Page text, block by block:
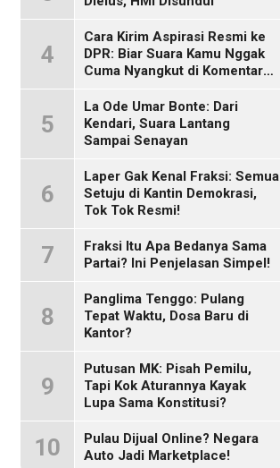
4
Cara Kirim Aspirasi Resmi ke
DPR: Biar Suara Kamu Nggak
Cuma Nyangkut di Komentar
5
La Ode Umar Bonte: Dari
Kendari, Suara Lantang
Sampai Senayan
6
Laper Gak Kenal Fraksi: Semua
Setuju di Kantin Demokrasi,
Tok Tok Resmi!
7
Fraksi Itu Apa Bedanya Sama
Partai? Ini Penjelasan Simpel!
8
Panglima Tenggo: Pulang
Tepat Waktu, Dosa Baru di
Kantor?
9
Putusan MK: Pisah Pemilu,
Tapi Kok Aturannya Kayak
Lupa Sama Konstitusi?
10
Pulau Dijual Online? Negara
Auto Jadi Marketplace!